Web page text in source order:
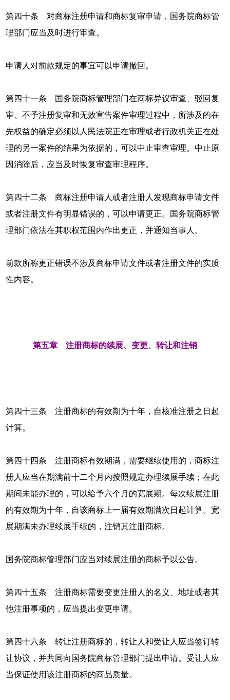
第四十条 对商标注册申请和商标复审申请，国务院商标管
理部门应当及时进行审查。
申请人对前款规定的事宜可以申请撤回。
第四十一条 国务院商标管理部门在商标异议审查、驳回复
审、不予注册复审和无效宣告案件审理过程中，所涉及的在
先权益的确定必须以人民法院正在审理或者行政机关正在处
理的另一案件的结果为依据的，可以中止审查审理。中止原
因消除后，应当及时恢复审查审理程序。
第四十二条 商标注册申请人或者注册人发现商标申请文件
或者注册文件有明显错误的，可以申请更正。国务院商标管
理部门依法在其职权范围内作出更正，并通知当事人。
前款所称更正错误不涉及商标申请文件或者注册文件的实质
性内容。
第五章 注册商标的续展、变更、转让和注销
第四十三条 注册商标的有效期为十年，自核准注册之日起
计算。
第四十四条 注册商标有效期满，需要继续使用的，商标注
册人应当在期满前十二个月内按照规定办理续展手续；在此
期间未能办理的，可以给予六个月的宽展期。每次续展注册
的有效期为十年，自该商标上一届有效期满次日起计算。宽
展期满未办理续展手续的，注销其注册商标。
国务院商标管理部门应当对续展注册的商标予以公告。
第四十五条 注册商标需要变更注册人的名义、地址或者其
他注册事项的，应当提出变更申请。
第四十六条 转让注册商标的，转让人和受让人应当签订转
让协议，并共同向国务院商标管理部门提出申请。受让人应
当保证使用该注册商标的商品质量。